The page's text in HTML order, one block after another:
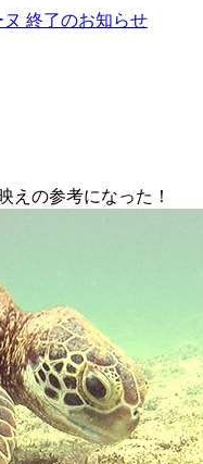
ヌ 終了のお知らせ
えの参考になった！